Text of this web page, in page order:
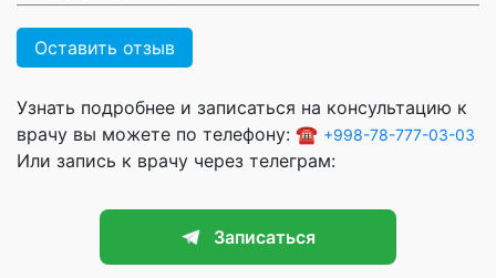
Оставить отзыв
Узнать подробнее и записаться на консультацию к
врачу вы можете по телефону: ☎️ +998-78-777-03-03
Или запись к врачу через телеграм:
Записаться